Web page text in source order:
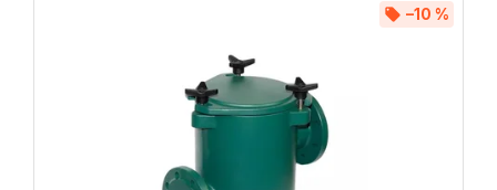
–10 %